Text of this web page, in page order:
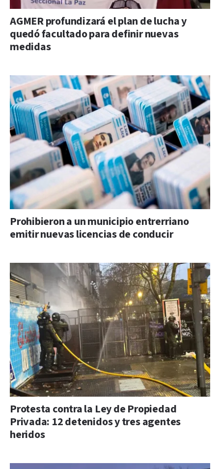
AGMER profundizará el plan de lucha y
quedó facultado para definir nuevas
medidas
Prohibieron a un municipio entrerriano
emitir nuevas licencias de conducir
Protesta contra la Ley de Propiedad
Privada: 12 detenidos y tres agentes
heridos